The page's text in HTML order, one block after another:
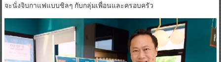
จะนั่งจิบกาแฟแบบชิลๆ กับกลุ่มเพื่อนและครอบครัว